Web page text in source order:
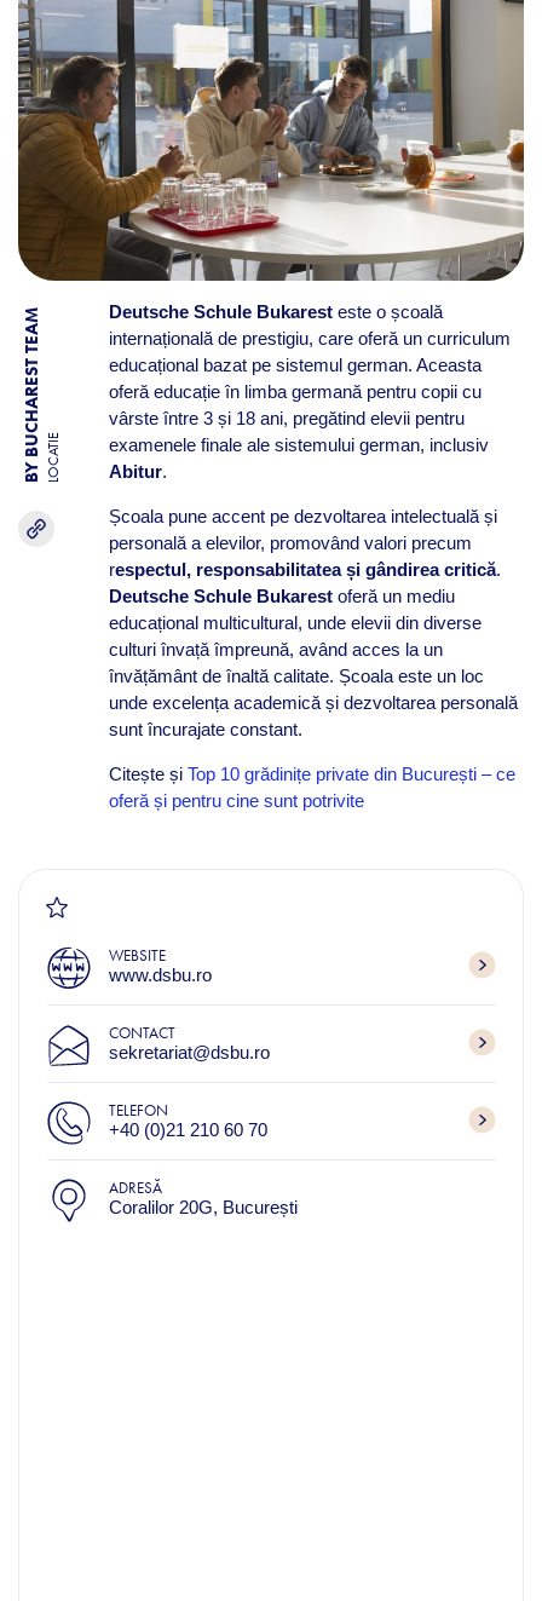
BY BUCHAREST TEAM LOCATIE
Deutsche Schule Bukaresteste o școală
internațională de prestigiu, care oferă un curriculum
educațional bazat pe sistemul german. Aceasta
oferă educație în limba germană pentru copii cu
vârste între 3 și 18 ani, pregătind elevii pentru
examenele finale ale sistemului german, inclusiv
Abitur.
Școala pune accent pe dezvoltarea intelectuală și
personală a elevilor, promovând valori precum
respectul, responsabilitatea și gândirea critică.
Deutsche Schule Bukarest oferă un mediu
educațional multicultural, unde elevii din diverse
culturi învață împreună, având acces la un
învățământ de înaltă calitate. Școala este un loc
unde excelența academică și dezvoltarea personală
sunt încurajate constant.
Citește și Top 10 grădinițe private din București – ce
oferă și pentru cine sunt potrivite
WEBSITE
www.dsbu.ro
CONTACT
sekretariat@dsbu.ro
TELEFON
+40 (0)21 210 60 70
ADRESĂ
Coralilor 20G, București